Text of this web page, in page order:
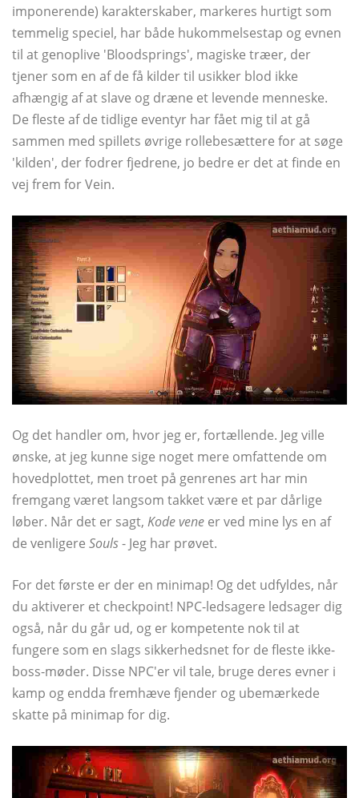
imponerende) karakterskaber, markeres hurtigt som
temmelig speciel, har både hukommelsestap og evnen
til at genoplive 'Bloodsprings', magiske træer, der
tjener som en af ​​de få kilder til usikker blod ikke
afhængig af at slave og dræne et levende menneske.
De fleste af de tidlige eventyr har fået mig til at gå
sammen med spillets øvrige rollebesættere for at søge
'kilden', der fodrer fjedrene, jo bedre er det at finde en
vej frem for Vein.
Og det handler om, hvor jeg er, fortællende. Jeg ville
ønske, at jeg kunne sige noget mere omfattende om
hovedplottet, men troet på genrenes art har min
fremgang været langsom takket være et par dårlige
løber. Når det er sagt, Kode vene er ved mine lys en af ​​
de venligere Souls- Jeg har prøvet.
For det første er der en minimap! Og det udfyldes, når
du aktiverer et checkpoint! NPC-ledsagere ledsager dig
også, når du går ud, og er kompetente nok til at
fungere som en slags sikkerhedsnet for de fleste ikke-
boss-møder. Disse NPC'er vil tale, bruge deres evner i
kamp og endda fremhæve fjender og ubemærkede
skatte på minimap for dig.